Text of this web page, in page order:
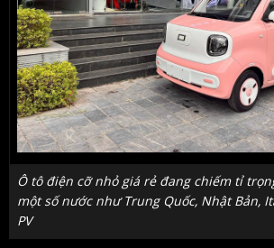
Ô tô điện cỡ nhỏ giá rẻ đang chiếm tỉ
một số nước như Trung Quốc, Nhật Bản,
PV